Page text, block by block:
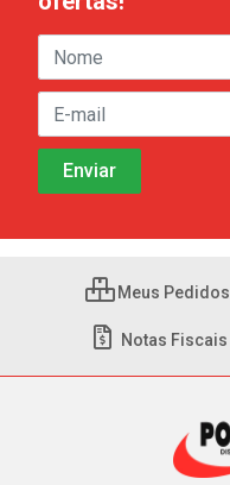
Meus Pedidos
Notas Fiscais